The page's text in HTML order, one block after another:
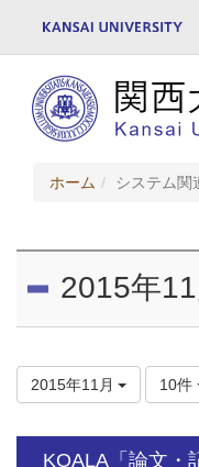
ホーム システム関
2015年
2015年11月 10件
KOALA「論文・